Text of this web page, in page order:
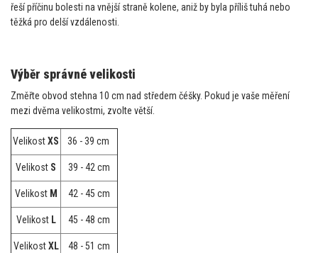
řeší příčinu bolesti na vnější straně kolene, aniž by byla příliš tuhá nebo
těžká pro delší vzdálenosti.
Výběr správné velikosti
Změřte obvod stehna 10 cm nad středem čéšky. Pokud je vaše měření
mezi dvěma velikostmi, zvolte větší.
VelikostXS 36 - 39 cm
Velikost S 39 - 42 cm
Velikost M 42 - 45 cm
Velikost L 45 - 48 cm
VelikostXL
48 - 51 cm